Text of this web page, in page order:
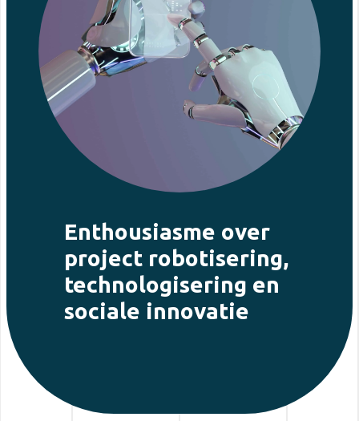
Enthousiasme over
project robotisering,
technologisering en
sociale innovatie